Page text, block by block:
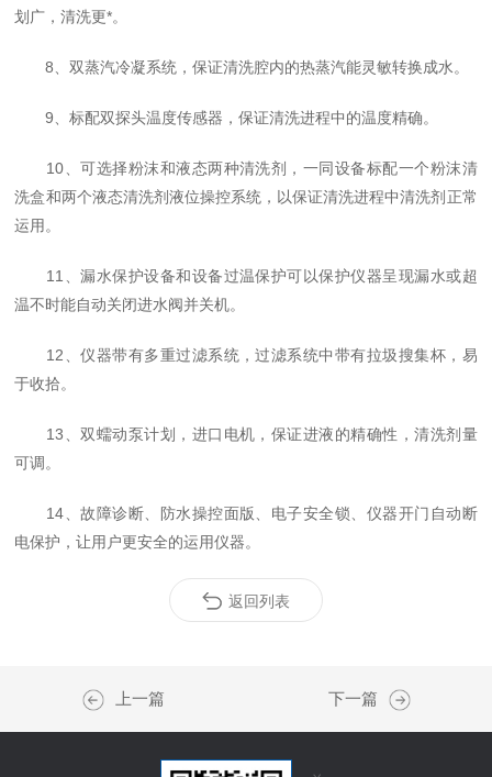
划广，清洗更*。
8、双蒸汽冷凝系统，保证清洗腔内的热蒸汽能灵敏转换成水。
9、标配双探头温度传感器，保证清洗进程中的温度精确。
10、可选择粉沫和液态两种清洗剂，一同设备标配一个粉沫清
洗盒和两个液态清洗剂液位操控系统，以保证清洗进程中清洗剂正常
运用。
11、漏水保护设备和设备过温保护可以保护仪器呈现漏水或超
温不时能自动关闭进水阀并关机。
12、仪器带有多重过滤系统，过滤系统中带有拉圾搜集杯，易
于收拾。
13、双蠕动泵计划，进口 电机，保证进液的精确性，清洗剂量
可调。
14、故障诊断、防水操控面版、电子安全锁、仪器开门自动断
电保护，让用户更安全的运用仪器。
返回列表
上一篇 下一篇